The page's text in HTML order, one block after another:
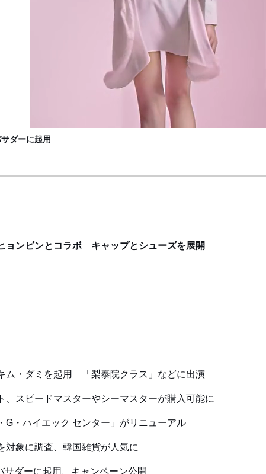
ダーに起用
ョンビンとコラボ キャップとシューズを展開
ム・ダミを起用 「梨泰院クラス」などに出演
スピードマスターやシーマスターが購入可能に
・ハイエック センター」がリニューアル
対象に調査、韓国雑貨が人気に
ダーに起用、キャンペーン公開